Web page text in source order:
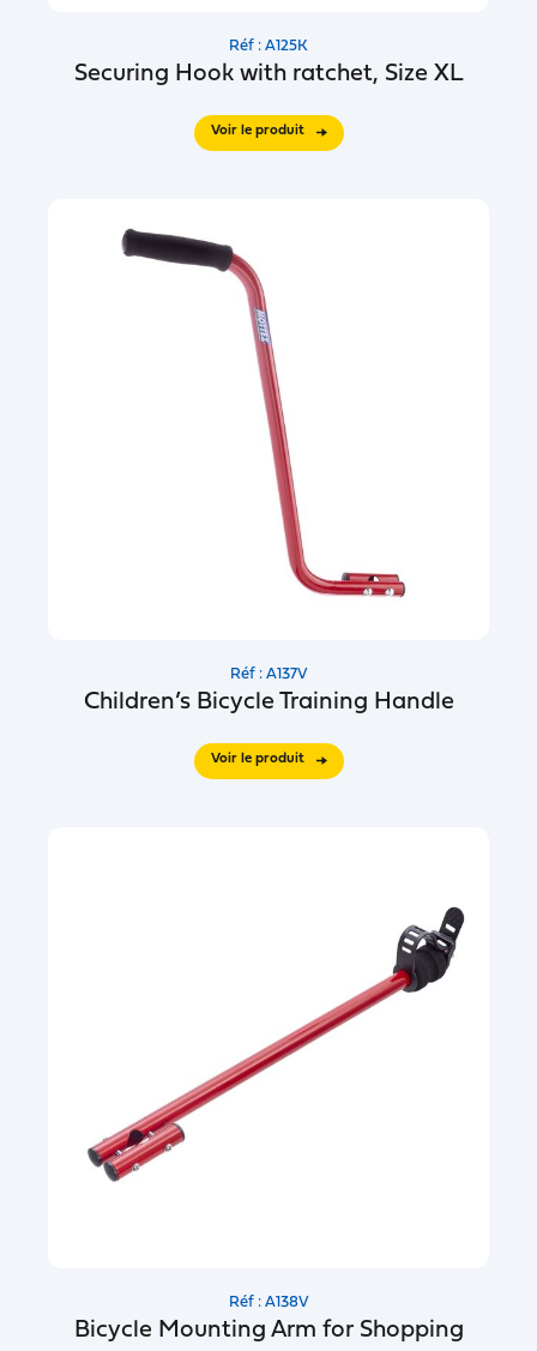
Réf : A125K
Securing Hook with ratchet, Size XL
Voir le produit
Réf : A137V
Children’s Bicycle Training Handle
Voir le produit
Réf : A138V
Bicycle Mounting Arm for Shopping